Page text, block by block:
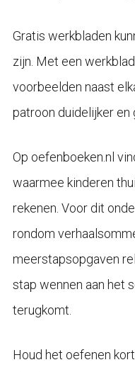
Gratis werkbladen
zijn. Met een
voorbeelden naast
patroon duidelijker
Op oefenboeken.nl
waarmee kinderen
rekenen. Voor dit
rondom
meerstapsopgaven
stap wennen aan het
terugkomt.
Houd het oefenen